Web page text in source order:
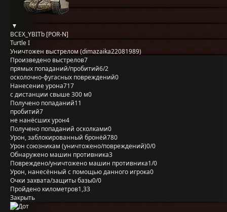
BCEX_YBITb [POR-N]
Turtle I
Уничтожен выстрелом (dimazaika22081989)
Произведено выстрелов7
прямых попаданий/пробитий6/2
осколочно-фугасных повреждений0
Нанесение урона717
с дистанции свыше 300 м0
Получено попаданий11
пробитий7
не нанёсших урон4
Получено попаданий осколками0
Урон, заблокированный бронёй780
Урон союзникам (уничтожено/повреждений)0/0
Обнаружено машин противника3
Повреждено/уничтожено машин противника1/0
Урон, нанесённый с помощью данного игрока0
Очки захвата/защиты базы0/0
Пройдено километров1,33
Закрыть